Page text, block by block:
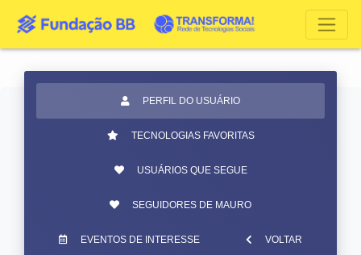
PERFIL DO USUÁRIO
TECNOLOGIAS FAVORITAS
USUÁRIOS QUE SEGUE
SEGUIDORES DE MAURO
EVENTOS DE INTERESSE VOLTAR